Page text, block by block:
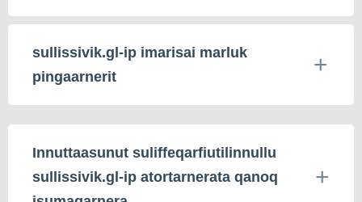
sullissivik.gl-ip imarisai marluk
pingaarnerit
Innuttaasunut suliffeqarfiutilinnullu
sullissivik.gl-ip atortarnerata qanoq